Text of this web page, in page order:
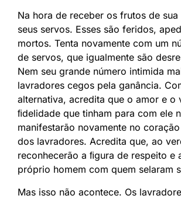
Na hora de receber os frutos de
seus servos. Esses são feridos,
mortos. Tenta novamente com um
de servos, que igualmente são
Nem seu grande número intimida
lavradores cegos pela ganância.
alternativa, acredita que o amor e o
ﬁdelidade que tinham para com ele
manifestarão novamente no
dos lavradores. Acredita que, ao
reconhecerão a ﬁgura de respeito e
próprio homem com quem selaram
Mas isso não acontece. Os